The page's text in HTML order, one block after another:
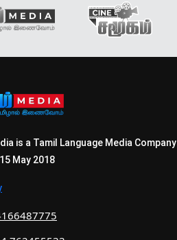
is a Tamil Language Media Company
May 2018